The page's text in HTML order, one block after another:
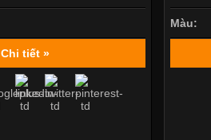
Chi tiết »
Màu: